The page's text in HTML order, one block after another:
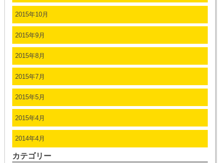
2015年10月
2015年9月
2015年8月
2015年7月
2015年5月
2015年4月
2014年4月
カテゴリー